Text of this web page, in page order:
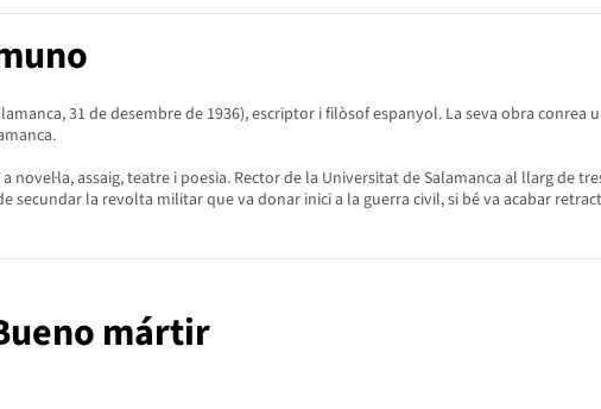
31 de desembre de 1936), escriptor i filòsof espanyol. La seva obra
novel·la, assaig, teatre i poesia. Rector de la Universitat de Salamanca al llarg de
secundar la revolta militar que va donar inici a la guerra civil, si bé va acabar
mártir